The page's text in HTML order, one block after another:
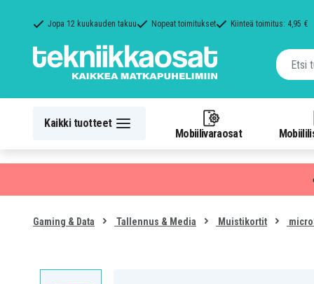
Jopa 12 kuukauden takuu Nopeat toimitukset Kiinteä toimitus: 4,95 €
Kaikki tuotteet
Mobiilivaraosat
Gaming & Data Tallennus & Media Muistikortit